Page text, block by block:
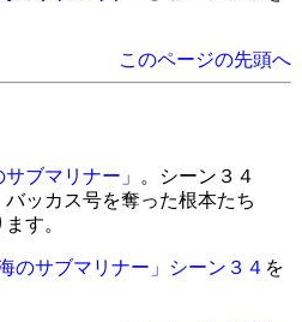
このページの先頭へ
ブマリナー」
。シーン３４
バッカス号を奪った根本たち
す。
のサブマリナー」シーン３４ を